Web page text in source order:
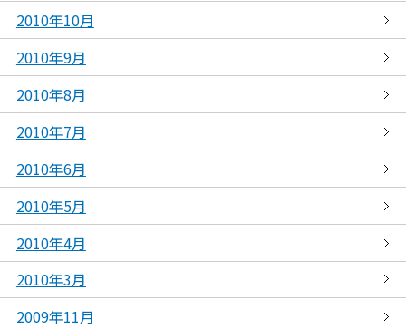
2010年10月
2010年9月
2010年8月
2010年7月
2010年6月
2010年5月
2010年4月
2010年3月
2009年11月